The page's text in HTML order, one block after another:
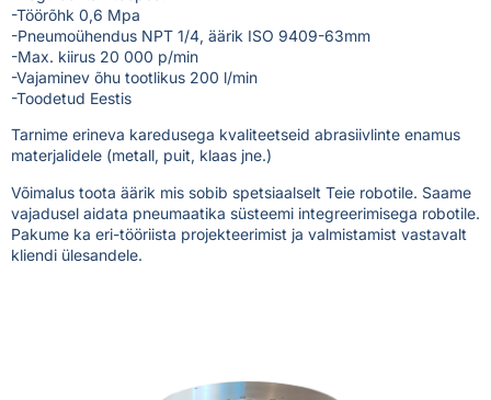
-Töörõhk 0,6 Mpa
-Pneumoühendus NPT 1/4, äärik ISO 9409-63mm
-Max. kiirus 20 000 p/min
-Vajaminev õhu tootlikus 200 l/min
-Toodetud Eestis
Tarnime erineva karedusega kvaliteetseid abrasiivlinte enamus
materjalidele (metall, puit, klaas jne.)
Võimalus toota äärik mis sobib spetsiaalselt Teie robotile. Saame
vajadusel aidata pneumaatika süsteemi integreerimisega robotile.
Pakume ka eri-tööriista projekteerimist ja valmistamist vastavalt
kliendi ülesandele.